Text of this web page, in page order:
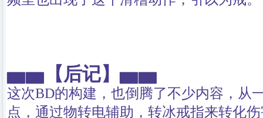
▅▅ 【后记】▅▅
这次BD的构建，也倒腾了不少内容，从
点，通过物转电辅助，转冰戒指来转化